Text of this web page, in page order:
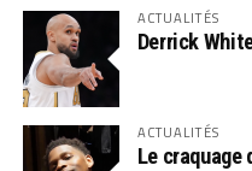
ACTUALITÉS
Derrick
ACTUALITÉS
Le craquage